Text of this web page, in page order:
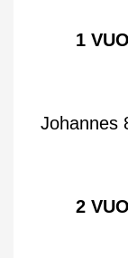
1
Johannes
2